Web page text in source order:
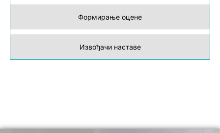
Формирање оцене
Извођачи наставе